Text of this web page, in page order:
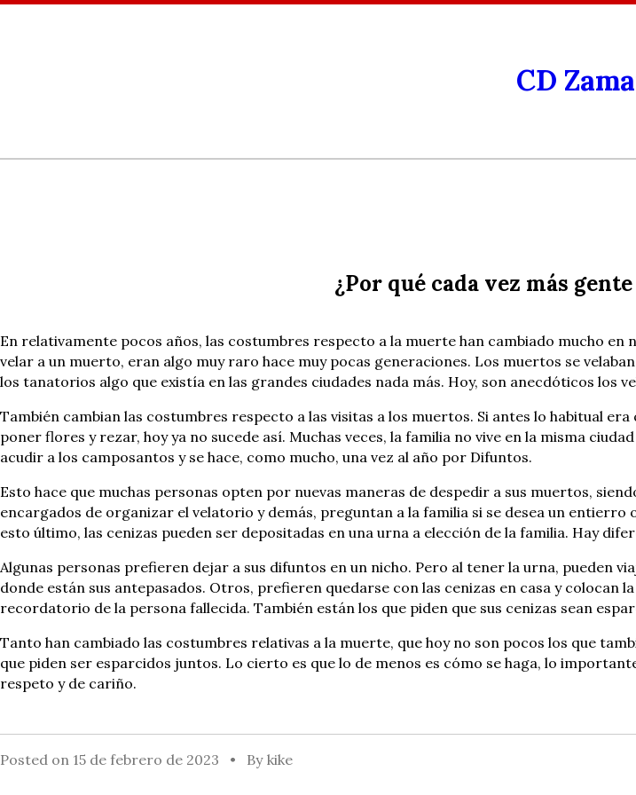
CD
¿Por qué cada vez más
En relativamente pocos años, las costumbres respecto a la muerte han cambiado mucho
velar a un muerto, eran algo muy raro hace muy pocas generaciones. Los muertos se
los tanatorios algo que existía en las grandes ciudades nada más. Hoy, son anecdóticos los
También cambian las costumbres respecto a las visitas a los muertos. Si antes lo habitual
poner flores y rezar, hoy ya no sucede así. Muchas veces, la familia no vive en la misma
acudir a los camposantos y se hace, como mucho, una vez al año por Difuntos.
Esto hace que muchas personas opten por nuevas maneras de despedir a sus muertos,
encargados de organizar el velatorio y demás, preguntan a la familia si se desea un
esto último, las cenizas pueden ser depositadas en una urna a elección de la familia. Hay
Algunas personas prefieren dejar a sus difuntos en un nicho. Pero al tener la urna, pueden
donde están sus antepasados. Otros, prefieren quedarse con las cenizas en casa y colocan
recordatorio de la persona fallecida. También están los que piden que sus cenizas sean
Tanto han cambiado las costumbres relativas a la muerte, que hoy no son pocos los que
que piden ser esparcidos juntos. Lo cierto es que lo de menos es cómo se haga, lo
respeto y de cariño.
Posted on 15 de febrero de 2023 By kike